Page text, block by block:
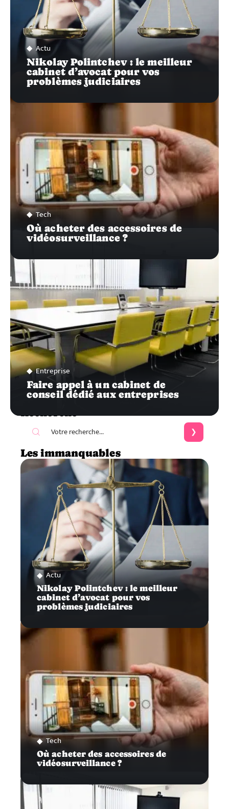
Actu
Nikolay Polintchev : le meilleur
cabinet d’avocat pour vos
problèmes judiciaires
Tech
Où acheter des accessoires de
vidéosurveillance ?
Entreprise
Faire appel à un cabinet de
conseil dédié aux entreprises
Recherche
Les immanquables
Actu
Nikolay Polintchev : le meilleur
cabinet d’avocat pour vos
problèmes judiciaires
Tech
Où acheter des accessoires de
vidéosurveillance ?